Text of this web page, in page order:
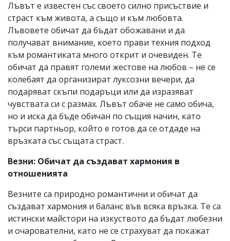
Лъвът е известен със своето силно присъствие и
страст към живота, а също и към любовта.
Лъвовете обичат да бъдат обожавани и да
получават внимание, което прави техния подход
към романтиката много открит и очевиден. Те
обичат да правят големи жестове на любов – не се
колебаят да организират луксозни вечери, да
подаряват скъпи подаръци или да изразяват
чувствата си с размах. Лъвът обаче не само обича,
но и иска да бъде обичан по същия начин, като
търси партньор, който е готов да се отдаде на
връзката със същата страст.
Везни: Обичат да създават хармония в
отношенията
Везните са природно романтични и обичат да
създават хармония и баланс във всяка връзка. Те са
истински майстори на изкуството да бъдат любезни
и очарователни, като не се страхуват да покажат